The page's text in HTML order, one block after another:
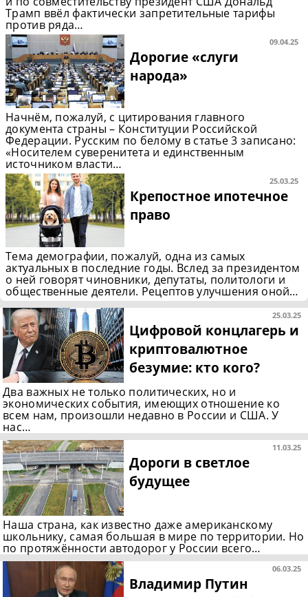
Трамп ввёл фактически запретительные тарифы
против ряда…
09.04.25
Дорогие «слуги
народа»
Начнём, пожалуй, с цитирования главного
документа страны – Конституции Российской
Федерации. Русским по белому в статье 3 записано:
«Носителем суверенитета и единственным
источником власти…
25.03.25
Крепостное ипотечное
право
Тема демографии, пожалуй, одна из самых
актуальных в последние годы. Вслед за президентом
о ней говорят чиновники, депутаты, политологи и
общественные деятели. Рецептов улучшения оной…
25.03.25
Цифровой концлагерь и
крипто­валютное
безумие: кто кого?
Два важных не только политических, но и
экономических события, имеющих отношение ко
всем нам, произошли недавно в России и США. У
нас…
11.03.25
Дороги в светлое
будущее
Наша страна, как известно даже американскому
школьнику, самая большая в мире по территории. Но
по протяжённости автодорог у России всего…
06.03.25
Владимир Путин